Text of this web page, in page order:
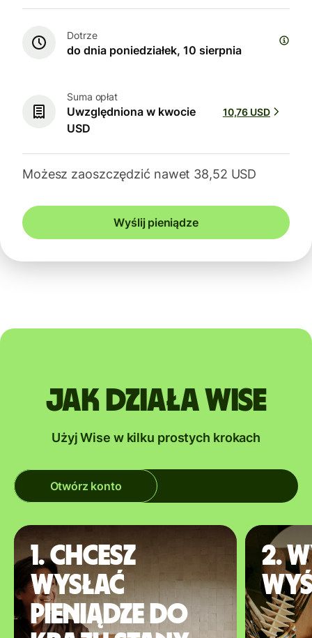
Dotrze
do dnia poniedziałek, 10 sierpnia
Suma opłat
Uwzględniona w kwocie
USD
10,76 USD
Możesz zaoszczędzić nawet 38,52 USD
Wyślij pieniądze
Jak działa Wise
Użyj Wise w kilku prostych krokach
Otwórz konto
1. Chcesz
wysłać
pieniądze do
2.